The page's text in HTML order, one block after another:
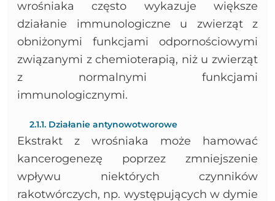
wrośniaka często wykazuje większe
działanie immunologiczne u zwierząt z
obniżonymi funkcjami odpornościowymi
związanymi z chemioterapią, niż u zwierząt
z normalnymi funkcjami
immunologicznymi.
2.1.1. Działanie antynowotworowe
Ekstrakt z wrośniaka może hamować
kancerogenezę poprzez zmniejszenie
wpływu niektórych czynników
rakotwórczych, np. występujących w dymie